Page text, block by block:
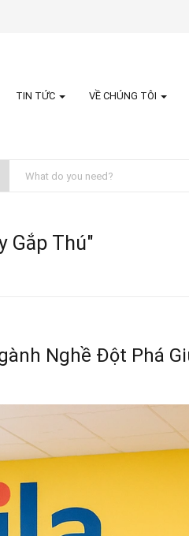
TIN TỨC VỀ CHÚNG TÔI
Gắp Thú"
Nghề Đột Phá